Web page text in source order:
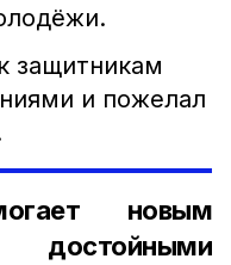
защитникам
и пожелал
новым
достойными